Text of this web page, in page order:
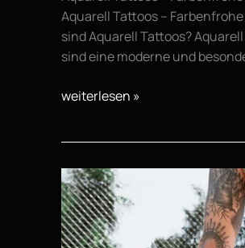
Aquarell Tattoos –
sind Aquarell Tattoos?
sind eine moderne und
weiterlesen »
Filigrane
Portrait-
Tattoos
–